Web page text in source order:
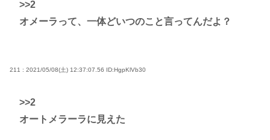
>>2
オメーラって、一体どいつのこと言ってんだよ？
211 : 2021/05/08(土) 12:37:07.56 ID:HgpKlVb30
>>2
オートメラーラに見えた